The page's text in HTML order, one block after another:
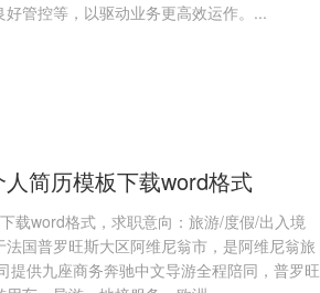
管控等，以驱动业务更高效运作。...
简历模板下载word格式
载word格式，求职意向：旅游/度假/出入境
国普罗旺斯大区阿维尼翁市，是阿维尼翁旅
提供九座商务奔驰中文导游全程陪同，普罗旺